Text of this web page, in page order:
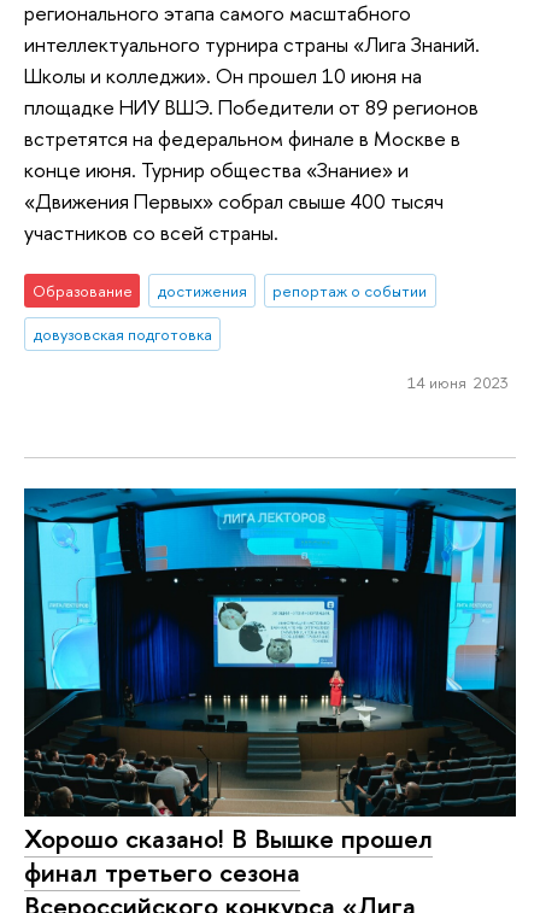
регионального этапа самого масштабного
интеллектуального турнира страны «Лига Знаний.
Школы и колледжи». Он прошел 10 июня на
площадке НИУ ВШЭ. Победители от 89 регионов
встретятся на федеральном финале в Москве в
конце июня. Турнир общества «Знание» и
«Движения Первых» собрал свыше 400 тысяч
участников со всей страны.
Образование достижения
репортаж о событии
довузовская подготовка
14 июня 2023
Хорошо сказано! В Вышке прошел
финал третьего сезона